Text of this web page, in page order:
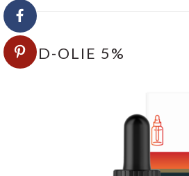
CBD-OLIE 5%